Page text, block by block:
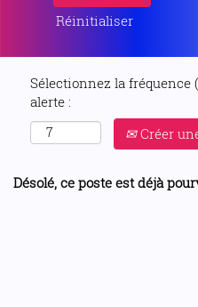
Réinitialiser
Sélectionnez la fréquence
alerte :
Créer
Désolé, ce poste est déjà